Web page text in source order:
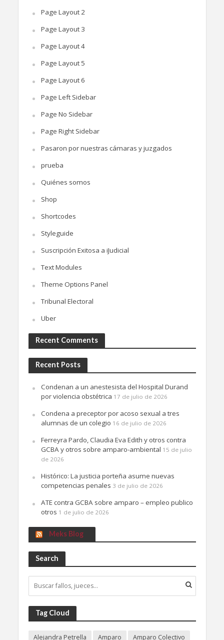
Page Layout 2
Page Layout 3
Page Layout 4
Page Layout 5
Page Layout 6
Page Left Sidebar
Page No Sidebar
Page Right Sidebar
Pasaron por nuestras cámaras y juzgados
prueba
Quiénes somos
Shop
Shortcodes
Styleguide
Suscripción Exitosa a iJudicial
Text Modules
Theme Options Panel
Tribunal Electoral
Uber
Recent Comments
Recent Posts
Condenan a un anestesista del Hospital Durand
por violencia obstétrica 17 de julio de 2026
Condena a preceptor por acoso sexual a tres
alumnas de un colegio 16 de julio de 2026
Ferreyra Pardo, Claudia Eva Edith y otros contra
GCBA y otros sobre amparo-ambiental 15 de julio
de 2026
Histórico: La justicia porteña asume nuevas
competencias penales 3 de julio de 2026
ATE contra GCBA sobre amparo – empleo publico
otros 1 de julio de 2026
Meks Blog
Search
Tag Cloud
Alejandra Petrella Amparo
Amparo Colectivo